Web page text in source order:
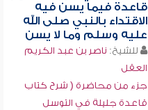
قاعدة فيما يسن فيه
الاقتداء بالنبي صلى الله
عليه وسلم وما لا يسن
للشيخ: ناصر بن عبد الكريم
العقل
جزء من محاضرة ( شرح كتاب
قاعدة جليلة في التوسل